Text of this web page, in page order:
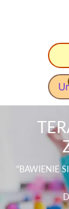
"BAWIENIE